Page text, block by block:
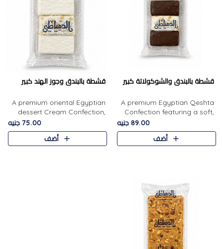
قشطة بالبندق والشوكولاتة كبير
A premium Egyptian Qeshta
Confection featuring a soft,
creamy texture paired with a
rich layer of premium
chocolate and the distinctive
89.00 جنيه
أضف
قشطة بالبندق وجوز الهند كبير
A premium oriental Egyptian
dessert Cream Confection,
featuring a soft, creamy
texture and the distinctive
flavor of roasted hazelnuts.
75.00 جنيه
أضف